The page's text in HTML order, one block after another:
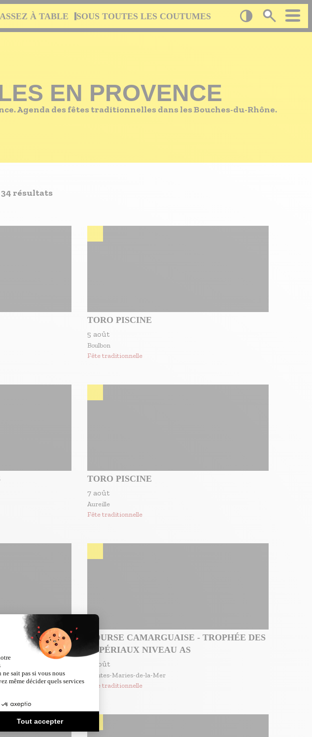
À TABLE SOUS TOUTES LES COUTUMES
EN PROVENCE
Agenda des fêtes traditionnelles dans les Bouches-du-Rhône.
34 résultats
TORO PISCINE
5 août
Boulbon
Fête traditionnelle
TORO PISCINE
7 août
Aureille
Fête traditionnelle
COURSE CAMARGUAISE - TROPHÉE DES
IMPÉRIAUX NIVEAU AS
9 août
Saintes-Maries-de-la-Mer
Fête traditionnelle